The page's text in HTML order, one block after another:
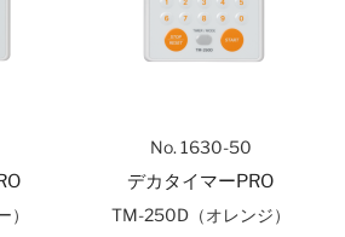
No. 1630-50
デカタイマーPRO
TM-250D（オレンジ）